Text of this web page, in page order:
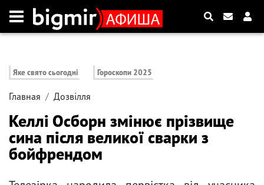
Яке свято сьогодні Гороскопи 2025
Главная Дозвілля
Келлі Осборн змінює прізвище
сина після великої сварки з
бойфрендом